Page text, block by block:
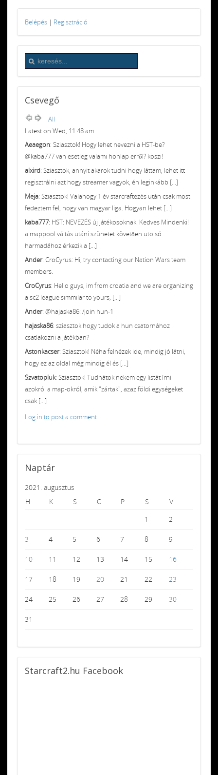
Belépés | Regisztráció
Csevegő
All
Latest on Wed, 11:48 am
Aeaegon: Sziasztok! Hogy lehet nevezni a HST-be?
@kaba777 van esetleg valami honlap erről? köszi!
alxird: Sziasztok, annyit akarok tudni hogy láttam, lehet itt
regisztrálni azt hogy streamer vagyok, én leginkább [...]
Meja: Sziasztok! Valahogy 1 év starcraftezés után csak most
fedeztem fel, hogy van magyar liga. Hogyan lehet [...]
kaba777: HST: NEVEZÉS új játékosoknak. Kedves Mindenki!
a mappool váltás utáni szünetet követően utolsó
harmadához érkezik a [...]
Ander: CroCyrus: Hi, try contacting our Nation Wars team
members.
CroCyrus: Hello guys, im from croatia and we are organizing
a sc2 league simmilar to yours, [...]
Ander: @hajaska86: /join hun-1
hajaska86: sziasztok hogy tudok a hun csatornához
csatlakozni a játékban?
Astonkacser: Sziasztok! Néha felnézek ide, mindig jó látni,
hogy ez az oldal még mindig él és [...]
Szvatopluk: Sziasztok! Tudnátok nekem egy listát írni
azokról a map-okról, amik "zártak", azaz földi egységeket
csak [...]
Log in to post a comment.
Naptár
2021. augusztus
H
K S C P S
V
1
2
3 4 5 6 7 8 9
10 11 12 13 14 15 16
17 18 19 20 21 22 23
24 25 26 27 28 29 30
31
Starcraft2.hu Facebook